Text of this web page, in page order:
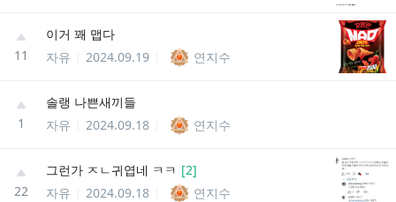
11
이거 꽤 맵다
자유
2024.09.19 연지수
1
솔랭 나쁜새끼들
자유
2024.09.18 연지수
22
그런가 ㅈㄴ귀엽네 ㅋㅋ [2]
자유
2024.09.18 연지수